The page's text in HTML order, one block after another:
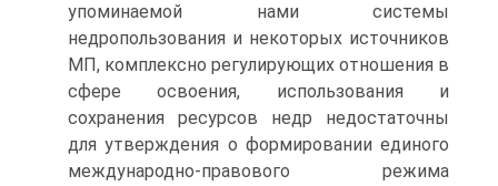
упоминаемой нами системы
недропользования и некоторых источников
МП, комплексно регулирующих отношения в
сфере освоения, использования и
сохранения ресурсов недр недостаточны
для утверждения о формировании единого
международно-правового режима